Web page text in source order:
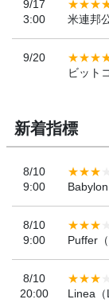
9/17
3:00
米連邦
9/20
ビット
新着指標
8/10
9:00
8/10
9:00
Puffer
8/10
20:00
Linea